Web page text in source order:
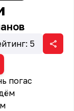
5
погас